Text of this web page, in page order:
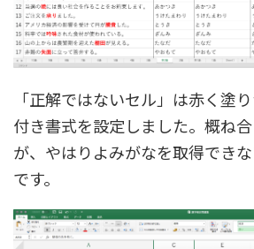
「正解ではないセル」は赤く塗
付き書式を設定しました。概ね
が、やはりよみがなを取得でき
です。